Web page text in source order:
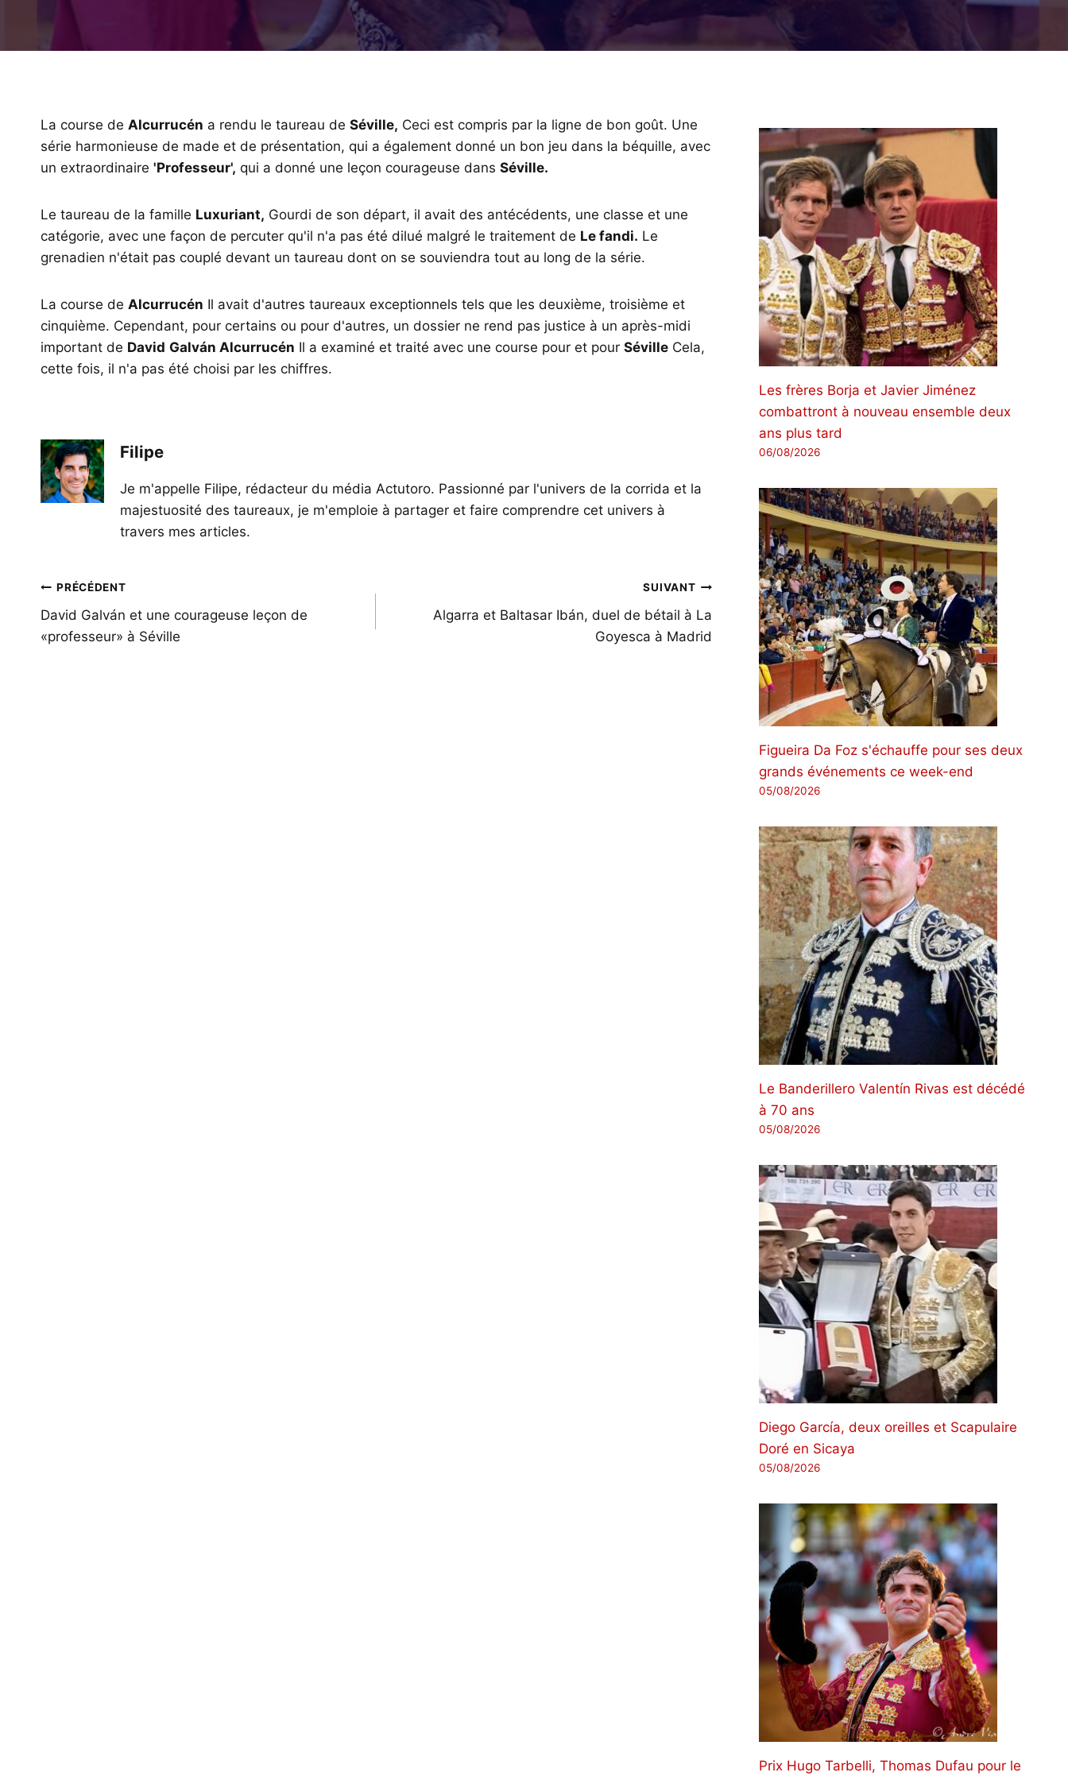
La course de Alcurrucén a rendu le taureau de Séville, Ceci est compris par la ligne de bon goût. Une
série harmonieuse de made et de présentation, qui a également donné un bon jeu dans la béquille, avec
un extraordinaire 'Professeur', qui a donné une leçon courageuse dans Séville.
Le taureau de la famille Luxuriant, Gourdi de son départ, il avait des antécédents, une classe et une
catégorie, avec une façon de percuter qu'il n'a pas été dilué malgré le traitement de Le fandi. Le
grenadien n'était pas couplé devant un taureau dont on se souviendra tout au long de la série.
La course de Alcurrucén Il avait d'autres taureaux exceptionnels tels que les deuxième, troisième et
cinquième. Cependant, pour certains ou pour d'autres, un dossier ne rend pas justice à un après-midi
important de David Galván Alcurrucén Il a examiné et traité avec une course pour et pour Séville Cela,
cette fois, il n'a pas été choisi par les chiffres.
Filipe
Je m'appelle Filipe, rédacteur du média Actutoro. Passionné par l'univers de la corrida et la
majestuosité des taureaux, je m'emploie à partager et faire comprendre cet univers à
travers mes articles.
Navigation
de
l’article
PRÉCÉDENT
David Galván et une courageuse leçon de
«professeur» à Séville
SUIVANT
Algarra et Baltasar Ibán, duel de bétail à La
Goyesca à Madrid
Les frères Borja et Javier Jiménez
combattront à nouveau ensemble deux
ans plus tard
06/08/2026
Figueira Da Foz s'échauffe pour ses deux
grands événements ce week-end
05/08/2026
Le Banderillero Valentín Rivas est décédé
à 70 ans
05/08/2026
Diego García, deux oreilles et Scapulaire
Doré en Sicaya
05/08/2026
Prix ​​Hugo Tarbelli, Thomas Dufau pour le